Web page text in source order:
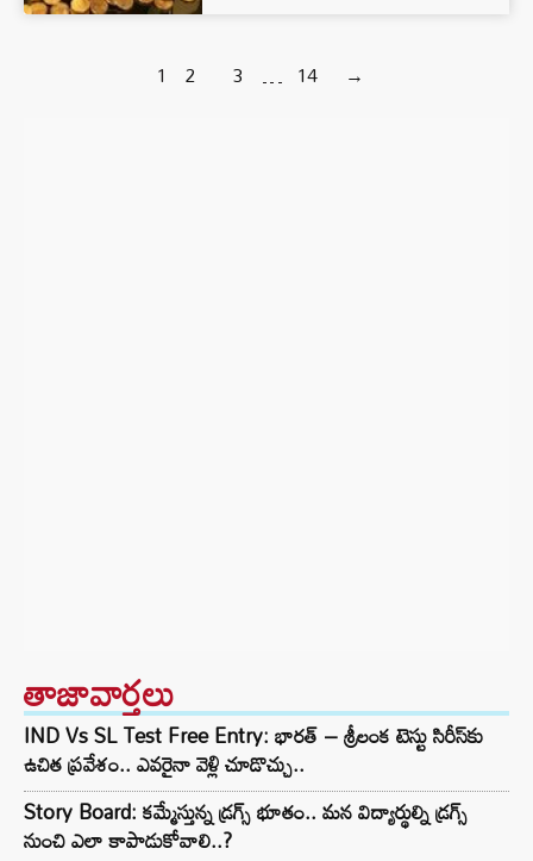
1 2 3 … 14 →
తాజావార్తలు
IND Vs SL Test Free Entry: భారత్ – శ్రీలంక టెస్టు సిరీస్‌కు
ఉచిత ప్రవేశం.. ఎవరైనా వెళ్లి చూడొచ్చు..
Story Board: కమ్మేస్తున్న డ్రగ్స్ భూతం.. మన విద్యార్థుల్ని డ్రగ్స్
నుంచి ఎలా కాపాడుకోవాలి..?